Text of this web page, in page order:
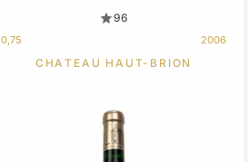
96
0,75 2006
CHATEAU HAUT-BRION